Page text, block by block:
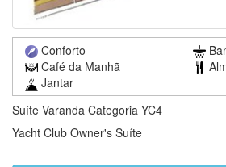
Conforto
Café da Manhã
Jantar
Suíte Varanda Categoria YC4
Yacht Club Owner's Suíte